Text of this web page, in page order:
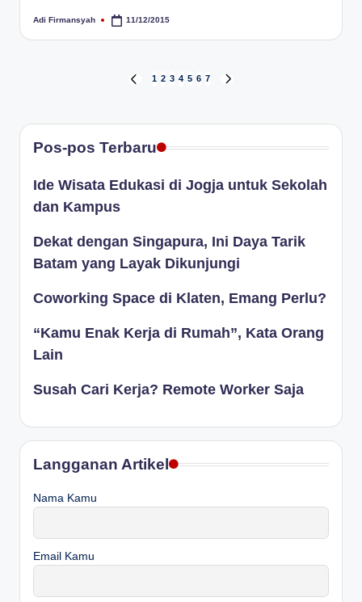
Posted
Adi Firmansyah 11/12/2015
PREVIOUS
1 2 3 4 5 6 7
Pos-pos Terbaru
Ide Wisata Edukasi di Jogja untuk Sekolah
dan Kampus
Dekat dengan Singapura, Ini Daya Tarik
Batam yang Layak Dikunjungi
Coworking Space di Klaten, Emang Perlu?
“Kamu Enak Kerja di Rumah”, Kata Orang
Lain
Susah Cari Kerja? Remote Worker Saja
Langganan Artikel
Nama Kamu
Email Kamu